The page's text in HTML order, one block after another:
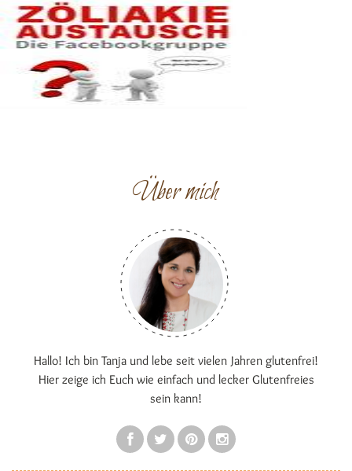
Über mich
Hallo! Ich bin Tanja und lebe seit vielen Jahren glutenfrei!
Hier zeige ich Euch wie einfach und lecker Glutenfreies
sein kann!